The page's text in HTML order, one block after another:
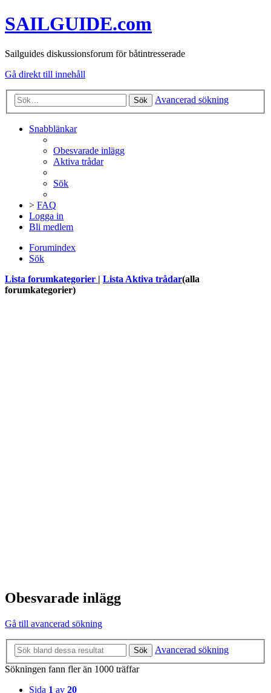
SAILGUIDE.com
Sailguides diskussionsforum för båtintresserade
Gå direkt till innehåll
Sök Avancerad sökning
Snabblänkar
Obesvarade inlägg
Aktiva trådar
Sök
> FAQ
Logga in
Bli medlem
Forumindex
Sök
Lista forumkategorier
Lista Aktiva trådar(alla
forumkategorier)
Obesvarade inlägg
Gå till avancerad sökning
Sök
Avancerad sökning
Sökningen fann fler än 1000 träffar
Sida 1 av 20